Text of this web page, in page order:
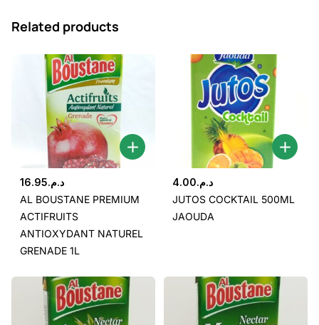
Related products
د.م.16.95
AL BOUSTANE PREMIUM
ACTIFRUITS
ANTIOXYDANT NATUREL
GRENADE 1L
د.م.4.00
JUTOS COCKTAIL 500ML
JAOUDA